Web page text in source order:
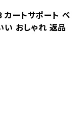
ートサポート ペ
い おしゃれ 返品